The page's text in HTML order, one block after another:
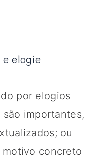
elogie
por elogios
importantes,
ou
concreto